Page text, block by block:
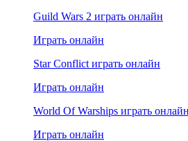
Guild Wars 2 играть онлайн
Играть онлайн
Star Conflict играть онлайн
Играть онлайн
World Of Warships играть онлайн
Играть онлайн